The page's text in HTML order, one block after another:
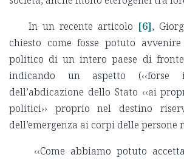
In un recente articolo [6],
chiesto come fosse potuto
politico di un intero paese di
indicando un aspetto (‹‹forse
dell’abdicazione dello Stato ‹‹ai
politici›› proprio nel destino
dell’emergenza ai corpi delle persone
‹‹Come abbiamo potuto